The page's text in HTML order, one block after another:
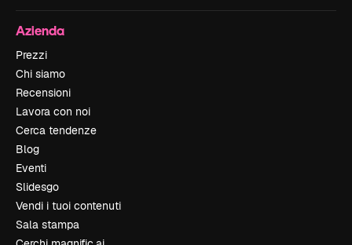
Azienda
Prezzi
Chi siamo
Recensioni
Lavora con noi
Cerca tendenze
Blog
Eventi
Slidesgo
Vendi i tuoi contenuti
Sala stampa